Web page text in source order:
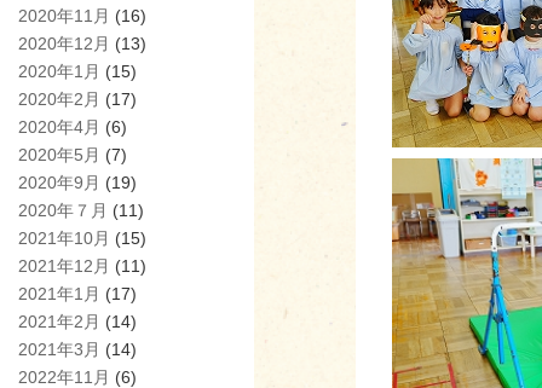
2020年11月 (16)
2020年12月 (13)
2020年1月 (15)
2020年2月 (17)
2020年4月 (6)
2020年5月 (7)
2020年9月 (19)
2020年７月 (11)
2021年10月 (15)
2021年12月 (11)
2021年1月 (17)
2021年2月 (14)
2021年3月 (14)
2022年11月 (6)